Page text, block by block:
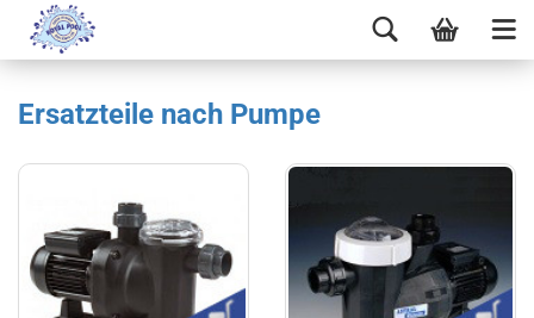
Ersatzteile nach Pumpe